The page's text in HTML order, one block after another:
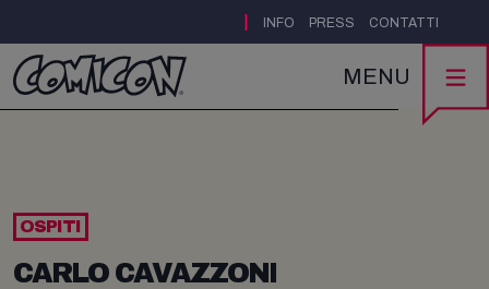
INFO PRESS CONTATTI
MENU
OSPITI
CARLO CAVAZZONI